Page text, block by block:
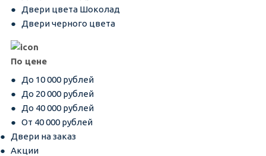
Двери цвета Шоколад
Двери черного цвета
По цене
До 10 000 рублей
До 20 000 рублей
До 40 000 рублей
От 40 000 рублей
Двери на заказ
Акции